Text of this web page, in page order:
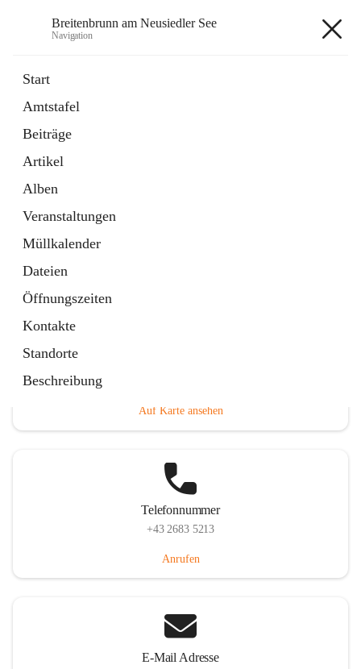
Breitenbrunn am Neusiedler See
Navigation
Start
Amtstafel
Beiträge
Artikel
Alben
Veranstaltungen
Müllkalender
Dateien
Öffnungszeiten
Kontakte
Standorte
Beschreibung
18 Schnellzugriffe
Gemeindeservice
Auf Karte ansehen
Telefonnummer
+43 2683 5213
Anrufen
E-Mail Adresse